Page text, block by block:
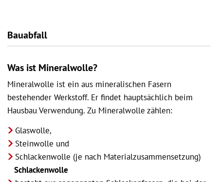
Bauabfall
Was ist Mineralwolle?
Mineralwolle ist ein aus mineralischen Fasern
bestehender Werkstoff. Er findet hauptsächlich beim
Hausbau Verwendung. Zu Mineralwolle zählen:
Glaswolle,
Steinwolle und
Schlackenwolle (je nach Materialzusammensetzung)
Schlackenwolle